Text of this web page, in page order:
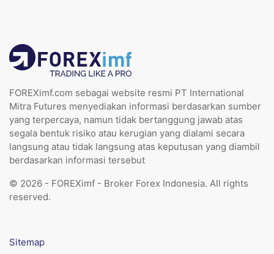
FOREXimf.com sebagai website resmi PT International
Mitra Futures menyediakan informasi berdasarkan sumber
yang terpercaya, namun tidak bertanggung jawab atas
segala bentuk risiko atau kerugian yang dialami secara
langsung atau tidak langsung atas keputusan yang diambil
berdasarkan informasi tersebut
© 2026 - FOREXimf - Broker Forex Indonesia. All rights
reserved.
Sitemap